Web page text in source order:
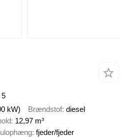
5
kW) Brændstof diesel
12,97 m³
fjeder/fjeder